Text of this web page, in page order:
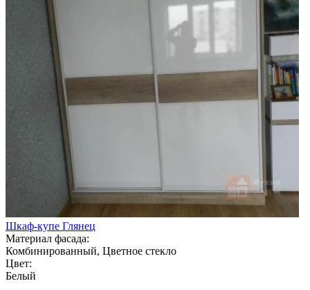
Шкаф-купе Глянец
Материал фасада:
Комбинированный, Цветное стекло
Цвет:
Белый